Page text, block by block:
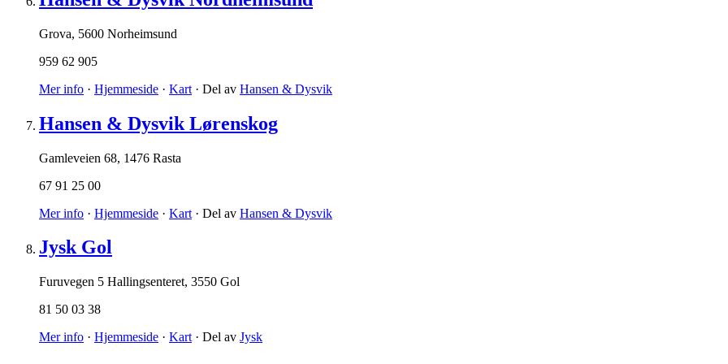
Grova, 5600 Norheimsund
959 62 905
Mer info · Hjemmeside · Kart · Del av Hansen & Dysvik
Hansen & Dysvik Lørenskog
Gamleveien 68, 1476 Rasta
67 91 25 00
Mer info · Hjemmeside · Kart · Del av Hansen & Dysvik
Jysk Gol
Furuvegen 5 Hallingsenteret, 3550 Gol
81 50 03 38
Mer info · Hjemmeside · Kart · Del av Jysk